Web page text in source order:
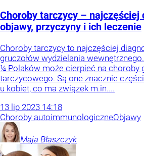
Choroby tarczycy – najczęściej
objawy, przyczyny i ich leczenie
Choroby tarczycy to najczęściej
gruczołów wydzielania
¼ Polaków może cierpieć na choroby
tarczycowego. Są one znacznie
u kobiet, co ma związek m.in....
13 lip 2023 14:18
Choroby autoimmunologiczneObjawy
Maja Błaszczyk